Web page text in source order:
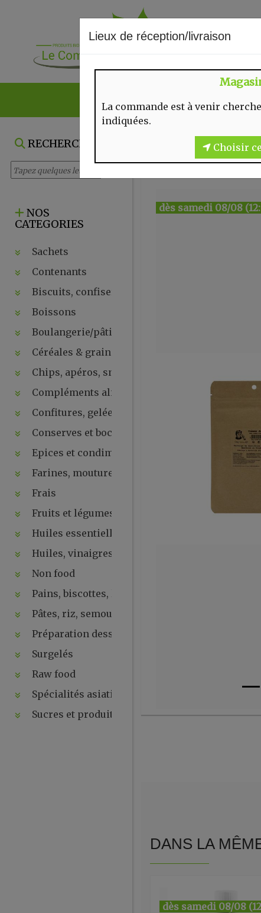
NOS VENTES
RECHERCHE
NOS
CATEGORIES
Sachets
Contenants
Biscuits, confiseries, chocolats, snacks
Boissons
Boulangerie/pâtisseries
Céréales & graines
Chips, apéros, snacks, crackers ...
Compléments alimentaires & plantes
Confitures, gelées, compotes, purées, pâtes à
Conserves et bocaux
Epices et condiments
Farines, moutures et levures
Frais
Fruits et légumes secs
Huiles essentielles, hydrolats, ...
Huiles, vinaigres, sauces
Non food
Pains, biscottes, levures, ...
Pâtes, riz, semoules
Préparation desserts, ....
Surgelés
Raw food
Spécialités asiatiques
Sucres et produits de la ruche
Lieux de réception/livraison
La commande est à venir
indiquées.
Choisir
dès samedi 08/08
DANS LA
dès samedi 08/08